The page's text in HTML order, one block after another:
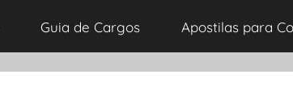
Guia de Cargos Apostilas para